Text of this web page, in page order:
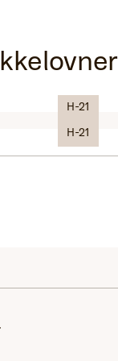
H-21
H-21